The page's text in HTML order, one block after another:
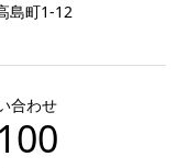
島町1-12
合わせ